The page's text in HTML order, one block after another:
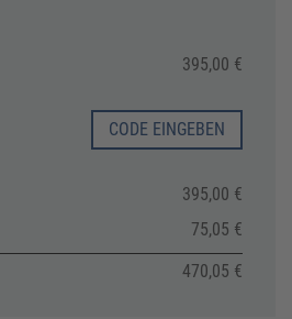
395,00 €
CODE EINGEBEN
395,00 €
75,05 €
470,05 €